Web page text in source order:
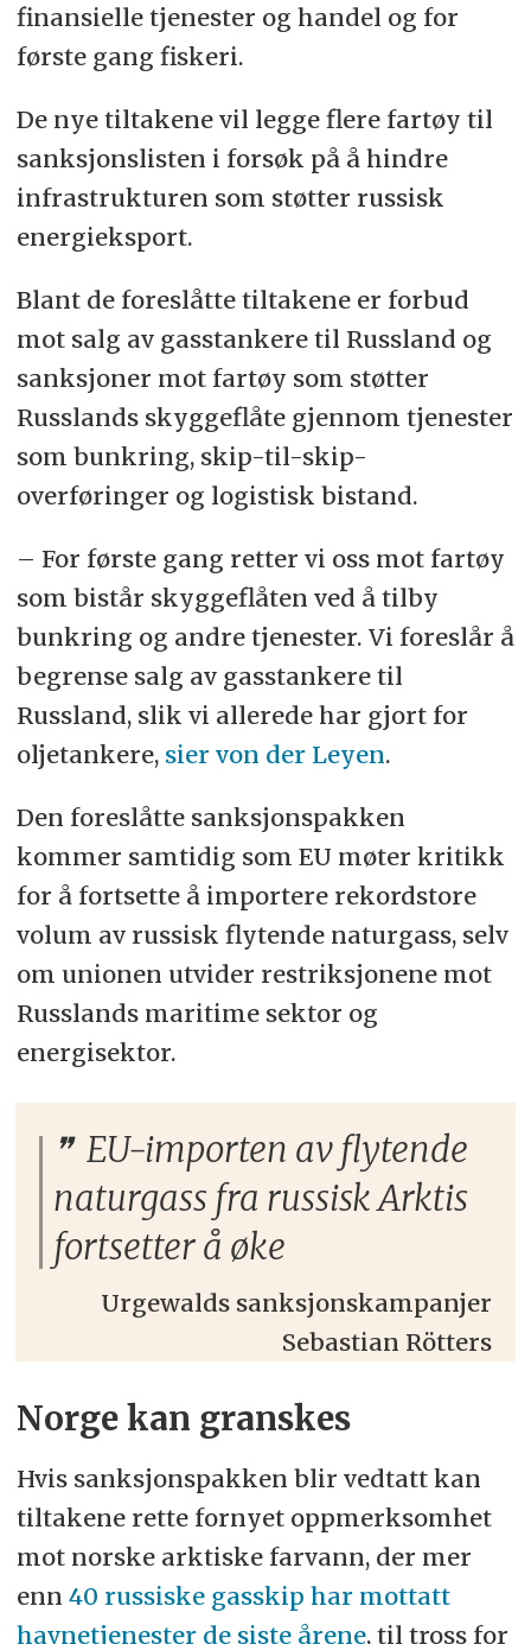
finansielle tjenester og handel og for
første gang fiskeri.
De nye tiltakene vil legge flere fartøy til
sanksjonslisten i forsøk på å hindre
infrastrukturen som støtter russisk
energieksport.
Blant de foreslåtte tiltakene er forbud
mot salg av gasstankere til Russland og
sanksjoner mot fartøy som støtter
Russlands skyggeflåte gjennom tjenester
som bunkring, skip-til-skip-
overføringer og logistisk bistand.
– For første gang retter vi oss mot fartøy
som bistår skyggeflåten ved å tilby
bunkring og andre tjenester. Vi foreslår å
begrense salg av gasstankere til
Russland, slik vi allerede har gjort for
oljetankere, sier von der Leyen.
Den foreslåtte sanksjonspakken
kommer samtidig som EU møter kritikk
for å fortsette å importere rekordstore
volum av russisk flytende naturgass, selv
om unionen utvider restriksjonene mot
Russlands maritime sektor og
energisektor.
EU-importen av flytende
naturgass fra russisk Arktis
fortsetter å øke
Urgewalds sanksjonskampanjer
Sebastian Rötters
Norge kan granskes
Hvis sanksjonspakken blir vedtatt kan
tiltakene rette fornyet oppmerksomhet
mot norske arktiske farvann, der mer
enn 40 russiske gasskip har mottatt
havnetjenester de siste årene, til tross for